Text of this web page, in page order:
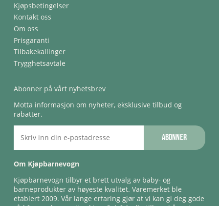
Kjøpsbetingelser
Kontakt oss
Om oss
Prisgaranti
Tilbakekallinger
Trygghetsavtale
Abonner på vårt nyhetsbrev
Motta informasjon om nyheter, eksklusive tilbud og
rabatter.
Abonner
Om Kjøpbarnevogn
Kjøpbarnevogn tilbyr et brett utvalg av baby- og
barneprodukter av høyeste kvalitet. Varemerket ble
etablert 2009. Vår lange erfaring gjør at vi kan gi deg gode